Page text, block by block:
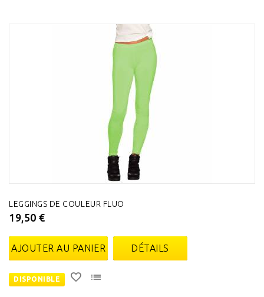
LEGGINGS DE COULEUR FLUO
19,50 €
AJOUTER AU PANIER DÉTAILS
DISPONIBLE